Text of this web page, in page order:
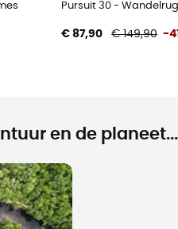
Pursuit 30 -
€ 87,90 € 149,90 -
en de planeet...